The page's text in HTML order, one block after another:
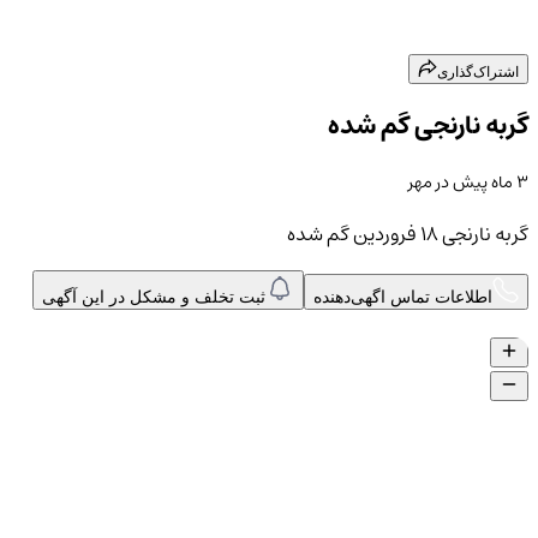
اشتراک‌گذاری
گربه نارنجی گم شده
۳ ماه پیش درمهر
گربه نارنجی ۱۸ فروردین گم شده
اطلاعات تماس اگهی‌دهنده ثبت تخلف و مشکل در این آگهی